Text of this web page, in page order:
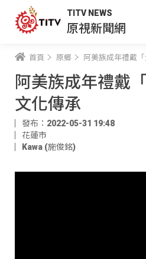
TITV NEWS
原視新聞網
首頁 原鄉 阿美族成年禮戴
阿美族成年禮戴
文化傳承
發布：2022-05-31 19:48
花蓮市
Kawa (施俊銘)